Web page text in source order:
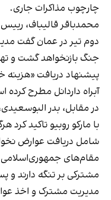
چارچوب مذاکرات جاری.
محمدباقر قالیباف،
دوم تیر در عمان گفت
جنگ بازنخواهد گشت و
پیشنهاد دریافت «هزینه
آبراه داردانل مطرح کرده
در مقابل، بدر
با مارکو روبیو تاکید کرد
شامل دریافت عوارض
مقام‌های جمهوری‌اسلامی
مدیریت مشترک و اخذ